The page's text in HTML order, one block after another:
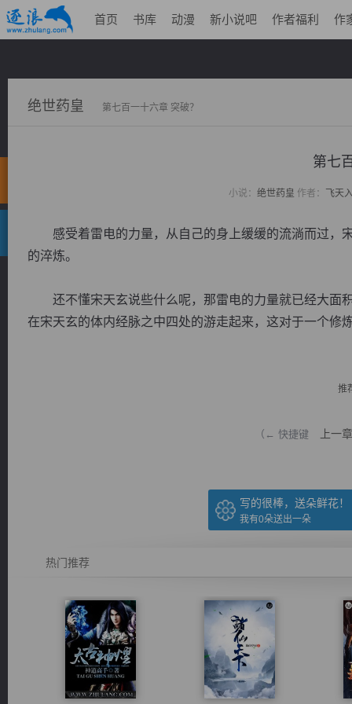
首页 书库 动漫 新小说吧 作者福利 作
绝世药皇 第七百一十六章 突破？
第七
小说： 绝世药皇 作者： 飞天
感受着雷电的力量，从自己的身上缓缓的流淌而过，
的淬炼。
还不懂宋天玄说些什么呢，那雷电的力量就已经大面
在宋天玄的体内经脉之中四处的游走起来，这对于一个修
推
（← 快捷键 上一章
写的很棒，送朵鲜花！
我有0朵送出一朵
热门推荐